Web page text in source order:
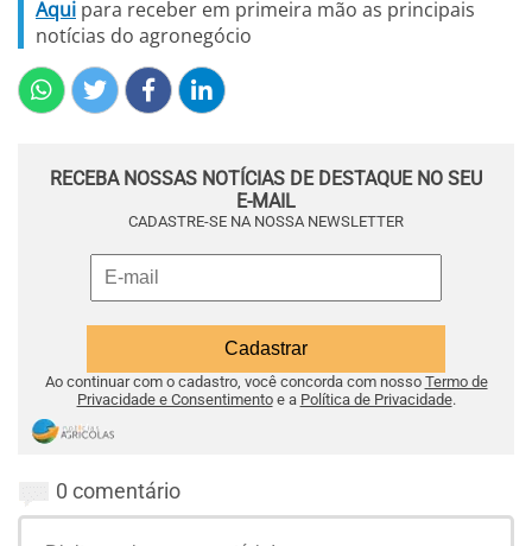
Aqui para receber em primeira mão as principais
notícias do agronegócio
RECEBA NOSSAS NOTÍCIAS DE DESTAQUE NO SEU
E-MAIL
CADASTRE-SE NA NOSSA NEWSLETTER
Ao continuar com o cadastro, você concorda com nosso Termo de
Privacidade e Consentimentoe a Política de Privacidade.
0 comentário